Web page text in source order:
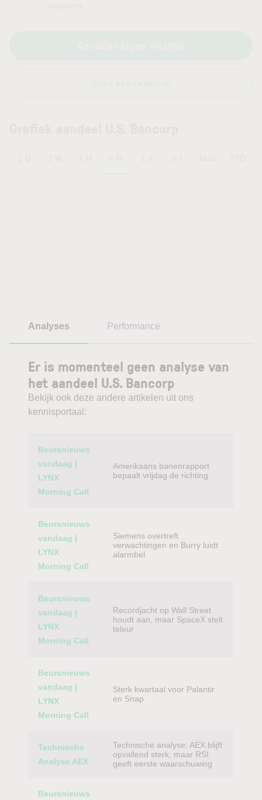
Analyses Performance
Er is momenteel geen analyse van
het aandeel U.S. Bancorp
Bekijk ook deze andere artikelen uit ons
kennisportaal:
Category
Beursnieuws
vandaag |
LYNX
Morning Call
Amerikaans banenrapport
bepaalt vrijdag de richting
Beursnieuws
vandaag |
LYNX
Morning Call
Siemens overtreft
verwachtingen en Burry luidt
alarmbel
Beursnieuws
vandaag |
LYNX
Morning Call
Recordjacht op Wall Street
houdt aan, maar SpaceX stelt
teleur
Beursnieuws
vandaag |
LYNX
Morning Call
Sterk kwartaal voor Palantir
en Snap
Technische
Analyse AEX
Technische analyse: AEX blijft
opvallend sterk, maar RSI
geeft eerste waarschuwing
Beursnieuws